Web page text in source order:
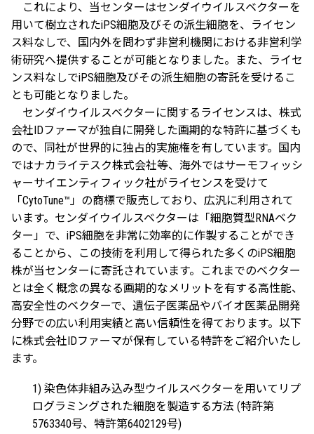
これにより、当センターはセンダイウイルスベクターを
用いて樹立されたiPS細胞及びその派生細胞を、ライセン
ス料なしで、国内外を問わず非営利機関における非営利学
術研究へ提供することが可能となりました。また、ライセ
ンス料なしでiPS細胞及びその派生細胞の寄託を受けるこ
とも可能となりました。
センダイウイルスベクターに関するライセンスは、株式
会社IDファーマが独自に開発した画期的な特許に基づくも
ので、同社が世界的に独占的実施権を有しています。国内
ではナカライテスク株式会社等、海外ではサーモフィッシ
ャーサイエンティフィック社がライセンスを受けて
「CytoTune™」の商標で販売しており、広汎に利用されて
います。センダイウイルスベクターは「細胞質型RNAベク
ター」で、iPS細胞を非常に効率的に作製することができ
ることから、この技術を利用して得られた多くのiPS細胞
株が当センターに寄託されています。これまでのベクター
とは全く概念の異なる画期的なメリットを有する高性能、
高安全性のベクターで、遺伝子医薬品やバイオ医薬品開発
分野での広い利用実績と高い信頼性を得ております。以下
に株式会社IDファーマが保有している特許をご紹介いたし
ます。
1) 染色体非組み込み型ウイルスベクターを用いてリプ
ログラミングされた細胞を製造する方法 (特許第
5763340号、特許第6402129号)